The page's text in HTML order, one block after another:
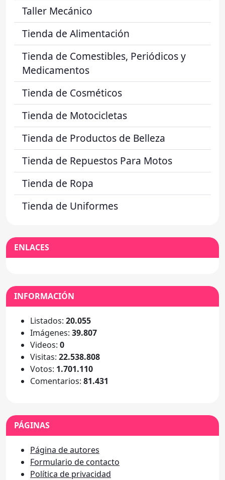
Taller Mecánico
Tienda de Alimentación
Tienda de Comestibles, Periódicos y
Medicamentos
Tienda de Cosméticos
Tienda de Motocicletas
Tienda de Productos de Belleza
Tienda de Repuestos Para Motos
Tienda de Ropa
Tienda de Uniformes
ENLACES
INFORMACIÓN
Listados: 20.055
Imágenes: 39.807
Videos: 0
Visitas: 22.538.808
Votos: 1.701.110
Comentarios: 81.431
PÁGINAS
Página de autores
Formulario de contacto
Política de privacidad